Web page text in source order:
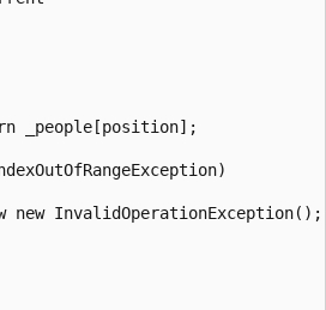
_people[position];
new InvalidOperationException();